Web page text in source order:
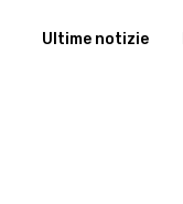
Ultime notizie